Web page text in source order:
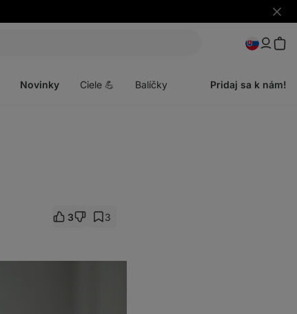
Skryť
Novinky Ciele 💪 Balíčky Pridaj sa k nám!
3 3